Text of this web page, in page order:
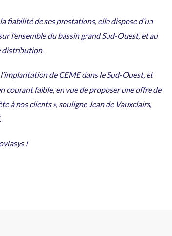
fiabilité de ses prestations, elle dispose d’un
l’ensemble du bassin grand Sud-Ouest, et au
distribution.
de CEME dans le Sud-Ouest, et
courant faible, en vue de proposer une offre de
à nos clients », souligne Jean de Vauxclairs,
!